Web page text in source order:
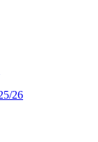
26